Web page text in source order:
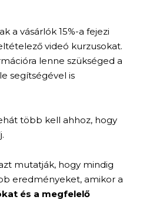
a vásárlók 15%-a fejezi
videó kurzusokat.
lenne szükséged a
segítségével is
több kell ahhoz, hogy
mutatják, hogy mindig
eredményeket, amikor a
és a megfelelő